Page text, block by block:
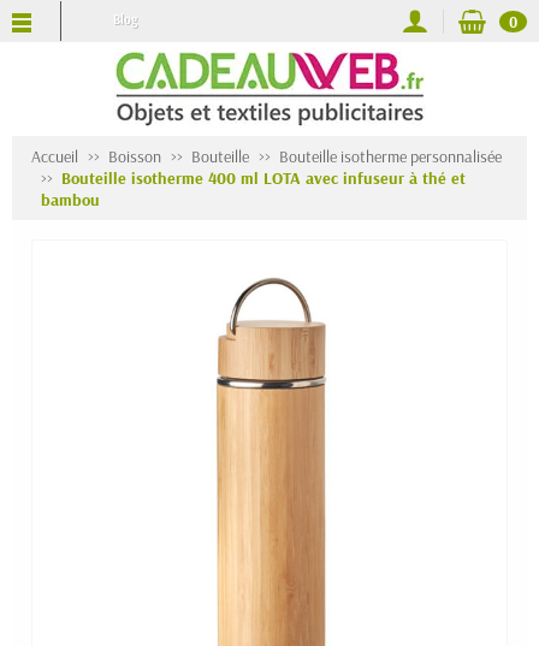
Blog 0
Accueil Boisson Bouteille
Bouteille isotherme personnalisée
Bouteille isotherme 400 ml LOTA avec infuseur à thé et
bambou